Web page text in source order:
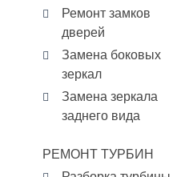
Ремонт замков
дверей
Замена боковых
зеркал
Замена зеркала
заднего вида
РЕМОНТ ТУРБИН